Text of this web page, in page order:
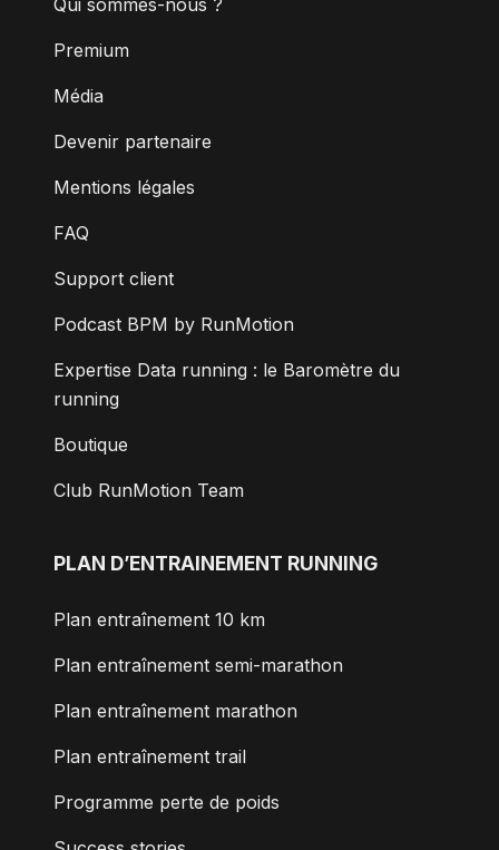
Qui sommes-nous ?
Premium
Média
Devenir partenaire
Mentions légales
FAQ
Support client
Podcast BPM by RunMotion
Expertise Data running : le Baromètre du
running
Boutique
Club RunMotion Team
PLAN D’ENTRAINEMENT RUNNING
Plan entraînement 10 km
Plan entraînement semi-marathon
Plan entraînement marathon
Plan entraînement trail
Programme perte de poids